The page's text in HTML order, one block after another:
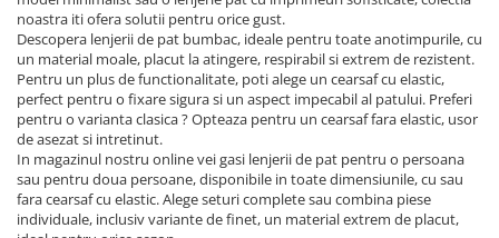
noastra iti ofera solutii pentru orice gust.
Descopera lenjerii de pat bumbac, ideale pentru toate anotimpurile, cu
un material moale, placut la atingere, respirabil si extrem de rezistent.
Pentru un plus de functionalitate, poti alege un cearsaf cu elastic,
perfect pentru o fixare sigura si un aspect impecabil al patului. Preferi
pentru o varianta clasica ? Opteaza pentru un cearsaf fara elastic, usor
de asezat si intretinut.
In magazinul nostru online vei gasi lenjerii de pat pentru o persoana
sau pentru doua persoane, disponibile in toate dimensiunile, cu sau
fara cearsaf cu elastic. Alege seturi complete sau combina piese
individuale, inclusiv variante de finet, un material extrem de placut,